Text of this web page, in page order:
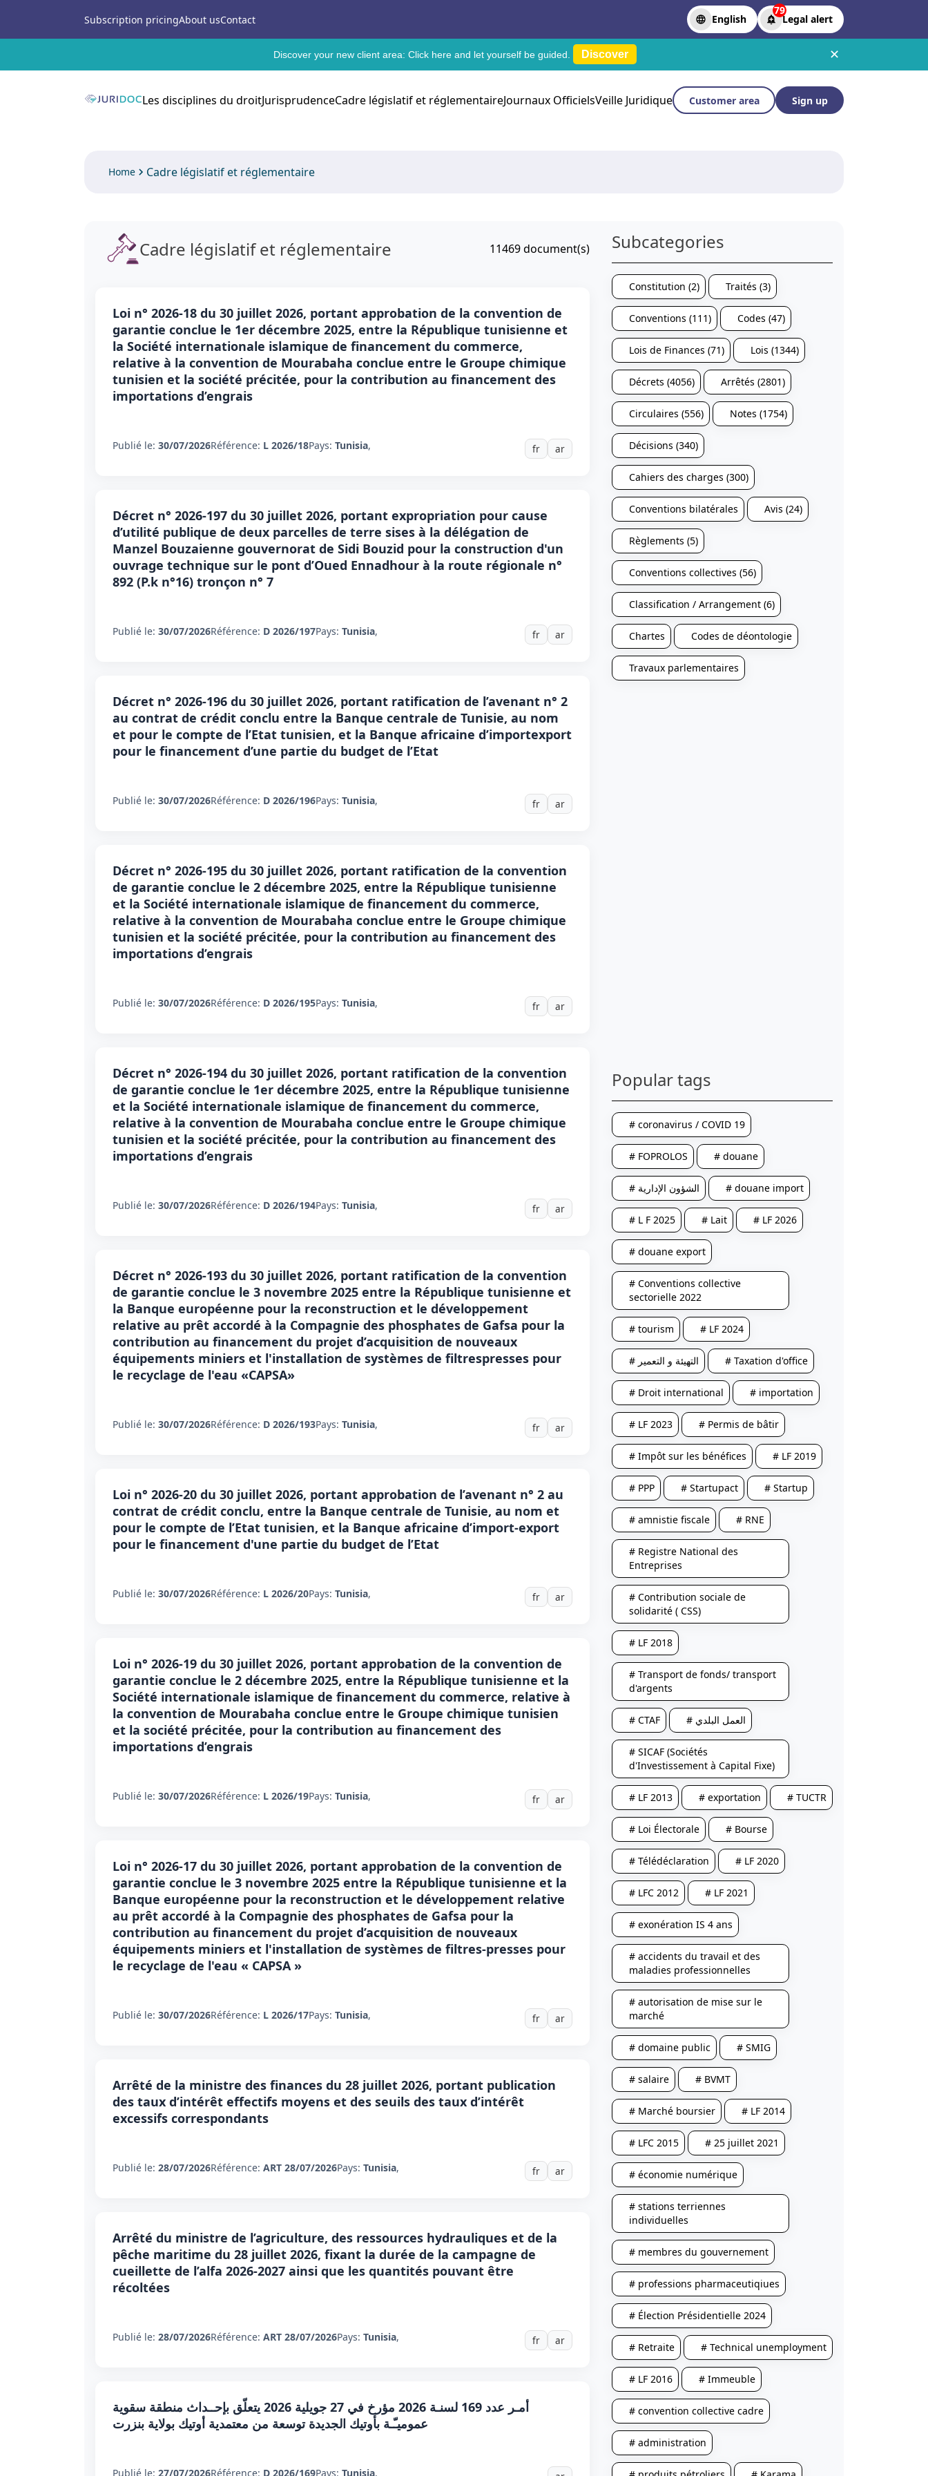
Subscription pricingAbout usContact English
79
Legal alert
Discover your new client area: Click here and let yourself be guided. Discover ✕
Les disciplines du droitJurisprudenceCadre législatif et réglementaireJournaux OfficielsVeille Juridique Customer area Sign up
Home Cadre législatif et réglementaire
Cadre législatif et réglementaire 11469document(s)
Loi n° 2026-18 du 30 juillet 2026, portant approbation de la convention de
garantie conclue le 1er décembre 2025, entre la République tunisienne et
la Société internationale islamique de financement du commerce,
relative à la convention de Mourabaha conclue entre le Groupe chimique
tunisien et la société précitée, pour la contribution au financement des
importations d’engrais
Publié le: 30/07/2026Référence: L 2026/18Pays: Tunisia, fr ar
Décret n° 2026-197 du 30 juillet 2026, portant expropriation pour cause
d’utilité publique de deux parcelles de terre sises à la délégation de
Manzel Bouzaienne gouvernorat de Sidi Bouzid pour la construction d'un
ouvrage technique sur le pont d’Oued Ennadhour à la route régionale n°
892 (P.k n°16) tronçon n° 7
Publié le: 30/07/2026Référence: D 2026/197Pays: Tunisia, fr ar
Décret n° 2026-196 du 30 juillet 2026, portant ratification de l’avenant n° 2
au contrat de crédit conclu entre la Banque centrale de Tunisie, au nom
et pour le compte de l’Etat tunisien, et la Banque africaine d’importexport
pour le financement d’une partie du budget de l’Etat
Publié le: 30/07/2026Référence: D 2026/196Pays: Tunisia, fr ar
Décret n° 2026-195 du 30 juillet 2026, portant ratification de la convention
de garantie conclue le 2 décembre 2025, entre la République tunisienne
et la Société internationale islamique de financement du commerce,
relative à la convention de Mourabaha conclue entre le Groupe chimique
tunisien et la société précitée, pour la contribution au financement des
importations d’engrais
Publié le: 30/07/2026Référence: D 2026/195Pays: Tunisia, fr ar
Décret n° 2026-194 du 30 juillet 2026, portant ratification de la convention
de garantie conclue le 1er décembre 2025, entre la République tunisienne
et la Société internationale islamique de financement du commerce,
relative à la convention de Mourabaha conclue entre le Groupe chimique
tunisien et la société précitée, pour la contribution au financement des
importations d’engrais
Publié le: 30/07/2026Référence: D 2026/194Pays: Tunisia, fr ar
Décret n° 2026-193 du 30 juillet 2026, portant ratification de la convention
de garantie conclue le 3 novembre 2025 entre la République tunisienne et
la Banque européenne pour la reconstruction et le développement
relative au prêt accordé à la Compagnie des phosphates de Gafsa pour la
contribution au financement du projet d’acquisition de nouveaux
équipements miniers et l'installation de systèmes de filtrespresses pour
le recyclage de l'eau «CAPSA»
Publié le: 30/07/2026Référence: D 2026/193Pays: Tunisia, fr ar
Loi n° 2026-20 du 30 juillet 2026, portant approbation de l’avenant n° 2 au
contrat de crédit conclu, entre la Banque centrale de Tunisie, au nom et
pour le compte de l’Etat tunisien, et la Banque africaine d’import-export
pour le financement d'une partie du budget de l’Etat
Publié le: 30/07/2026Référence: L 2026/20Pays: Tunisia, fr ar
Loi n° 2026-19 du 30 juillet 2026, portant approbation de la convention de
garantie conclue le 2 décembre 2025, entre la République tunisienne et la
Société internationale islamique de financement du commerce, relative à
la convention de Mourabaha conclue entre le Groupe chimique tunisien
et la société précitée, pour la contribution au financement des
importations d’engrais
Publié le: 30/07/2026Référence: L 2026/19Pays: Tunisia, fr ar
Loi n° 2026-17 du 30 juillet 2026, portant approbation de la convention de
garantie conclue le 3 novembre 2025 entre la République tunisienne et la
Banque européenne pour la reconstruction et le développement relative
au prêt accordé à la Compagnie des phosphates de Gafsa pour la
contribution au financement du projet d’acquisition de nouveaux
équipements miniers et l'installation de systèmes de filtres-presses pour
le recyclage de l'eau « CAPSA »
Publié le: 30/07/2026Référence: L 2026/17Pays: Tunisia, fr ar
Arrêté de la ministre des finances du 28 juillet 2026, portant publication
des taux d’intérêt effectifs moyens et des seuils des taux d’intérêt
excessifs correspondants
Publié le: 28/07/2026Référence: ART 28/07/2026Pays: Tunisia, fr ar
Arrêté du ministre de l’agriculture, des ressources hydrauliques et de la
pêche maritime du 28 juillet 2026, fixant la durée de la campagne de
cueillette de l’alfa 2026-2027 ainsi que les quantités pouvant être
récoltées
Publié le: 28/07/2026Référence: ART 28/07/2026Pays: Tunisia, fr ar
أمـر عدد 169 لسنـة 2026 مؤرخ في 27 جويلية 2026 يتعلّق بإحــداث منطقة سقوية
عموميـّـة بأوتيك الجديدة توسعة من معتمدية أوتيك بولاية بنزرت
Publié le: 27/07/2026Référence: D 2026/169Pays: Tunisia,
Subcategories
Constitution (2) Traités (3)
Conventions (111) Codes (47)
Lois de Finances (71) Lois (1344)
Décrets (4056) Arrêtés (2801)
Circulaires (556) Notes (1754)
Décisions (340)
Cahiers des charges (300)
Conventions bilatérales Avis (24)
Règlements (5)
Conventions collectives (56)
Classification / Arrangement (6)
Chartes Codes de déontologie
Travaux parlementaires
Popular tags
# coronavirus / COVID 19
# FOPROLOS # douane
# الشؤون الإدارية # douane import
# L F 2025 # Lait # LF 2026
# douane export
# Conventions collective
sectorielle 2022
# tourism # LF 2024
# التهيئة و التعمير # Taxation d'office
# Droit international # importation
# LF 2023 # Permis de bâtir
# Impôt sur les bénéfices # LF 2019
# PPP # Startupact # Startup
# amnistie fiscale # RNE
# Registre National des
Entreprises
# Contribution sociale de
solidarité ( CSS)
# LF 2018
# Transport de fonds/ transport
d'argents
# CTAF # العمل البلدي
# SICAF (Sociétés
d'Investissement à Capital Fixe)
# LF 2013 # exportation # TUCTR
# Loi Électorale # Bourse
# Télédéclaration # LF 2020
# LFC 2012 # LF 2021
# exonération IS 4 ans
# accidents du travail et des
maladies professionnelles
# autorisation de mise sur le
marché
# domaine public # SMIG
# salaire # BVMT
# Marché boursier # LF 2014
# LFC 2015 # 25 juillet 2021
# économie numérique
# stations terriennes
individuelles
# membres du gouvernement
# professions pharmaceutiqiues
# Élection Présidentielle 2024
# Retraite # Technical unemployment
# LF 2016 # Immeuble
# convention collective cadre
# administration